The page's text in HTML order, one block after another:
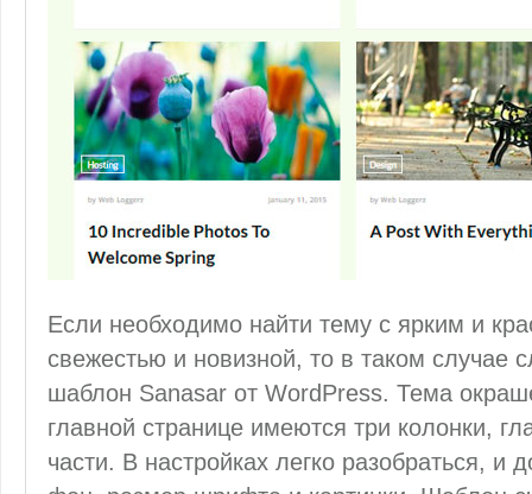
Если необходимо найти тему с ярким и
свежестью и новизной, то в таком случае
шаблон Sanasar от WordPress. Тема
главной странице имеются три колонки,
части. В настройках легко разобраться, и